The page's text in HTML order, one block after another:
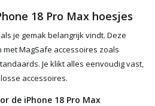
18 Pro Max hoesjes
je gemak belangrijk vindt. Deze
MagSafe accessoires zoals
Je klikt alles eenvoudig vast,
accessoires.
de iPhone 18 Pro Max